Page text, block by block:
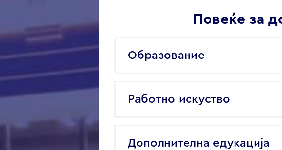
Повеќе за
Образование
Работно искуство
Дополнителна едукација